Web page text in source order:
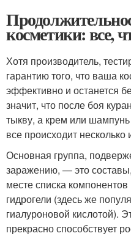
косметики: все,
Хотя производитель,
гарантию того, что ваша
эффективно и останется
значит, что после боя
тыкву, а крем или
все происходит несколько
Основная группа,
заражению, — это
месте списка
гидрогели (здесь же
гиалуроновой кислотой).
прекрасно способствует